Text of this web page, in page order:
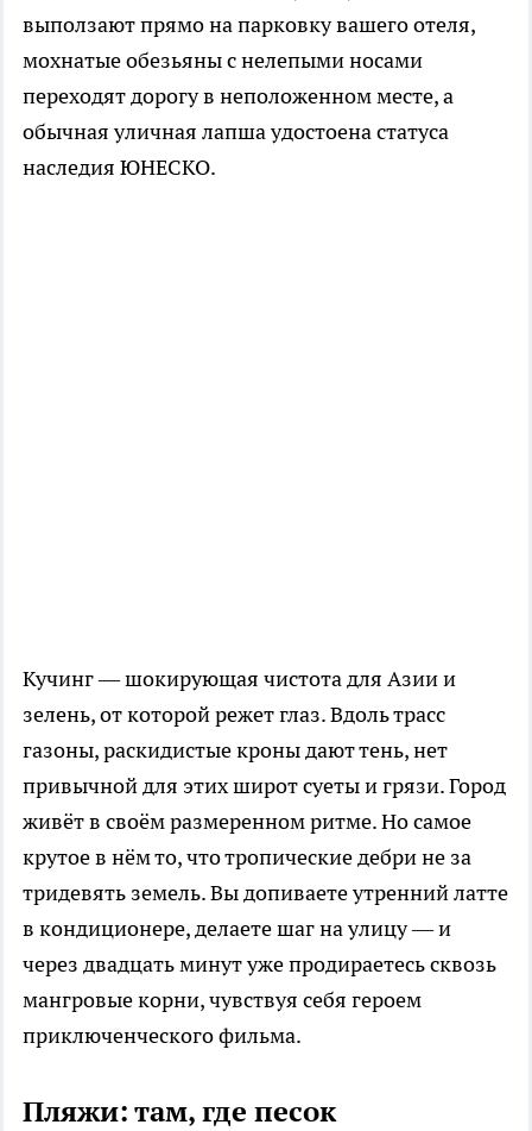
выползают прямо на парковку вашего отеля,
мохнатые обезьяны с нелепыми носами
переходят дорогу в неположенном месте, а
обычная уличная лапша удостоена статуса
наследия ЮНЕСКО.
Кучинг — шокирующая чистота для Азии и
зелень, от которой режет глаз. Вдоль трасс
газоны, раскидистые кроны дают тень, нет
привычной для этих широт суеты и грязи. Город
живёт в своём размеренном ритме. Но самое
крутое в нём то, что тропические дебри не за
тридевять земель. Вы допиваете утренний латте
в кондиционере, делаете шаг на улицу — и
через двадцать минут уже продираетесь сквозь
мангровые корни, чувствуя себя героем
приключенческого фильма.
Пляжи: там, где песок